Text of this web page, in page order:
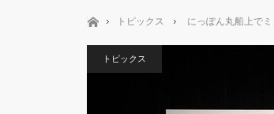
ホームトピックス にっぽん丸船上で
トピックス